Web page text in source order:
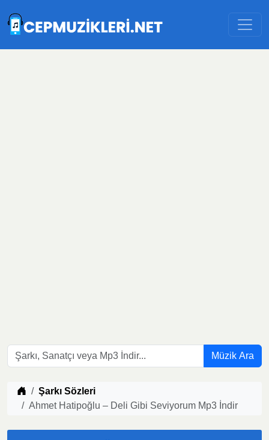
Müzik Ara
Müzik indir
Şarkı Sözleri
Ahmet Hatipoğlu – Deli Gibi Seviyorum Mp3 İndir